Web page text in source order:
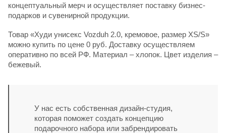
концептуальный мерч и осуществляет поставку бизнес-
подарков и сувенирной продукции.
Товар «Худи унисекс Vozduh 2.0, кремовое, размер XS/S»
можно купить по цене 0 руб. Доставку осуществляем
оперативно по всей РФ. Материал – хлопок. Цвет изделия –
бежевый.
У нас есть собственная дизайн-студия,
которая поможет создать концепцию
подарочного набора или забрендировать